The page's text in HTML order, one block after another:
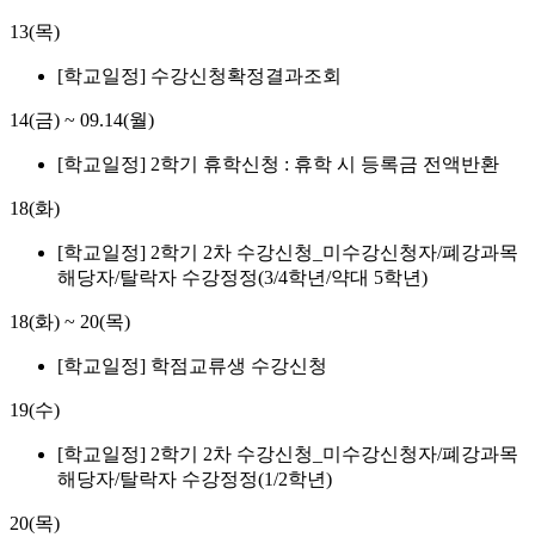
13(목)
[학교일정] 수강신청확정결과조회
14(금) ~ 09.14(월)
[학교일정] 2학기 휴학신청 : 휴학 시 등록금 전액반환
18(화)
[학교일정] 2학기 2차 수강신청_미수강신청자/폐강과목
해당자/탈락자 수강정정(3/4학년/약대 5학년)
18(화) ~ 20(목)
[학교일정] 학점교류생 수강신청
19(수)
[학교일정] 2학기 2차 수강신청_미수강신청자/폐강과목
해당자/탈락자 수강정정(1/2학년)
20(목)